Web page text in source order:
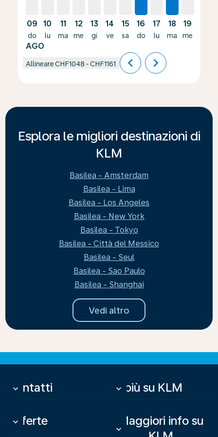
09
do
AGO
10
lu
11
ma
12
me
13
gi
14
ve
15
sa
16
do
17
lu
18
ma
19
me
AllineareCHF1048 -CHF1161 chevron_left chevron_right
Esplora le migliori destinazioni di
KLM
Basilea - Amsterdam
Basilea - Lima
Basilea - Los Angeles
Basilea - New York
Basilea - Tokyo
Basilea - Città del Messico
Basilea - Seul
Basilea - Sao Paulo
Basilea - Shanghai
Vedi altro
Contatti
keyboard_arrow_down Di più su KLM
keyboard_arrow_down
Offerte
keyboard_arrow_down
Maggiori info su
keyboard_arrow_down